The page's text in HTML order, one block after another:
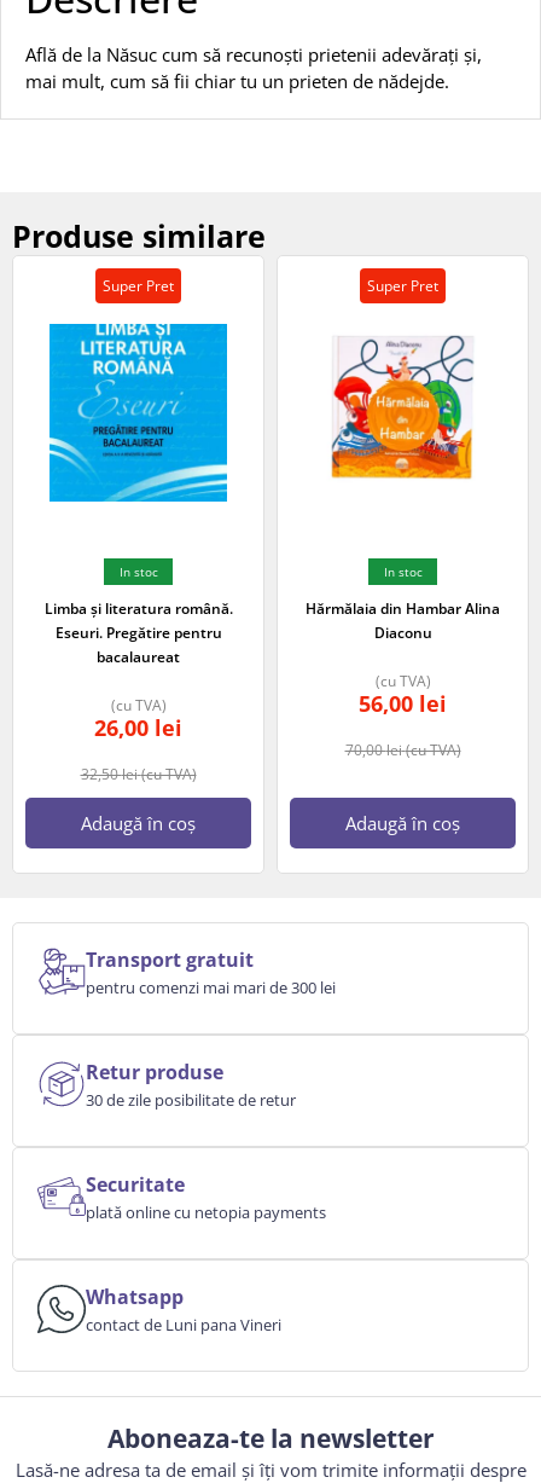
Află de la Năsuc cum să recunoști prietenii adevărați și,
mai mult, cum să fii chiar tu un prieten de nădejde.
Produse similare
Super Pret
In stoc
Limba și literatura română.
Eseuri. Pregătire pentru
bacalaureat
32,50lei(cu TVA)
26,00 lei
(cu TVA)
Adaugă în coș
Super Pret
In stoc
Hărmălaia din Hambar Alina
Diaconu
70,00lei(cu TVA)
56,00 lei
(cu TVA)
Adaugă în coș
Transport gratuit
pentru comenzi mai mari de 300 lei
Retur produse
30 de zile posibilitate de retur
Securitate
plată online cu netopia payments
Whatsapp
contact de Luni pana Vineri
Aboneaza-te la newsletter
Lasă-ne adresa ta de email și îți vom trimite informații despre